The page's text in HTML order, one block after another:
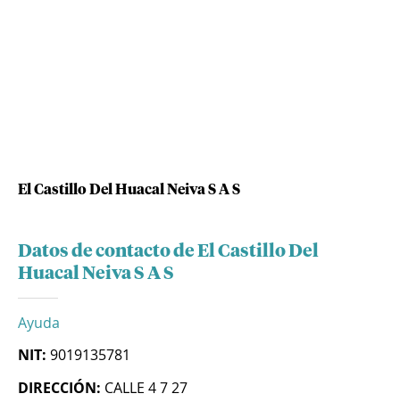
El Castillo Del Huacal Neiva S A S
Datos de contacto de El Castillo Del
Huacal Neiva S A S
Ayuda
NIT: 9019135781
DIRECCIÓN: CALLE 4 7 27